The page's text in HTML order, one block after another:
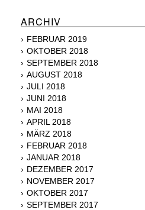
ARCHIV
FEBRUAR 2019
OKTOBER 2018
SEPTEMBER 2018
AUGUST 2018
JULI 2018
JUNI 2018
MAI 2018
APRIL 2018
MÄRZ 2018
FEBRUAR 2018
JANUAR 2018
DEZEMBER 2017
NOVEMBER 2017
OKTOBER 2017
SEPTEMBER 2017